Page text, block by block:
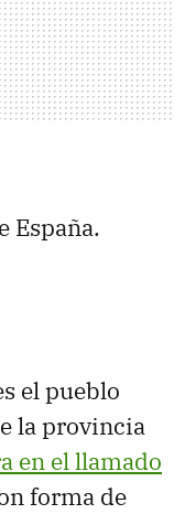
España.
el pueblo
la provincia
en el llamado
forma de